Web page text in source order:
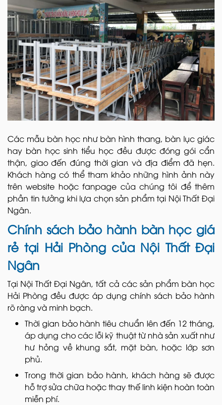
Các mẫu bàn học như bàn hình thang, bàn lục giác
hay bàn học sinh tiểu học đều được đóng gói cẩn
thận, giao đến đúng thời gian và địa điểm đã hẹn.
Khách hàng có thể tham khảo những hình ảnh này
trên website hoặc fanpage của chúng tôi để thêm
phần tin tưởng khi lựa chọn sản phẩm tại Nội Thất Đại
Ngân.
Chính sách bảo hành bàn học giá
rẻ tại Hải Phòng của Nội Thất Đại
Ngân
Tại Nội Thất Đại Ngân, tất cả các sản phẩm bàn học
Hải Phòng đều được áp dụng chính sách bảo hành
rõ ràng và minh bạch.
Thời gian bảo hành tiêu chuẩn lên đến 12 tháng,
áp dụng cho các lỗi kỹ thuật từ nhà sản xuất như
hư hỏng về khung sắt, mặt bàn, hoặc lớp sơn
phủ.
Trong thời gian bảo hành, khách hàng sẽ được
hỗ trợ sửa chữa hoặc thay thế linh kiện hoàn toàn
miễn phí.